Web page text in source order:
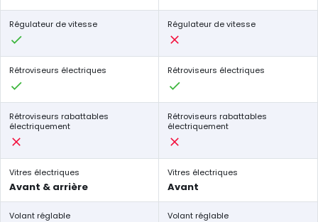
Régulateur de vitesse Régulateur de vitesse
Rétroviseurs électriques Rétroviseurs électriques
Rétroviseurs rabattables
électriquement
Rétroviseurs rabattables
électriquement
Vitres électriques
Avant & arrière
Vitres électriques
Avant
Volant réglable Volant réglable